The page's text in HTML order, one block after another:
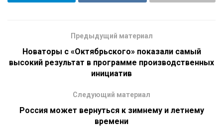
Предыдущий материал
Новаторы с «Октябрьского» показали самый
высокий результат в программе производственных
инициатив
Следующий материал
Россия может вернуться к зимнему и летнему
времени